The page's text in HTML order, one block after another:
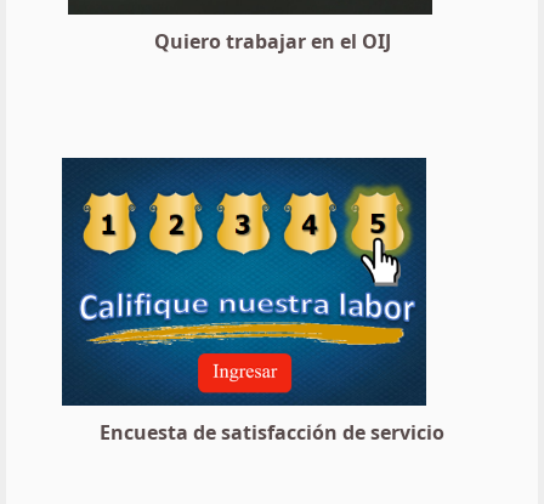
Quiero trabajar en el OIJ
Encuesta de satisfacción de servicio